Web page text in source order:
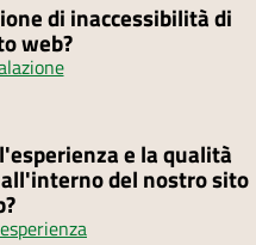
di inaccessibilità di
web?
e la qualità
del nostro sito